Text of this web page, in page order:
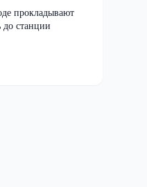
прокладывают
до станции